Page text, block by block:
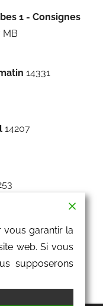
1 - Consignes
MB
14331
14207
10945
vous garantir la
web. Si vous
supposerons